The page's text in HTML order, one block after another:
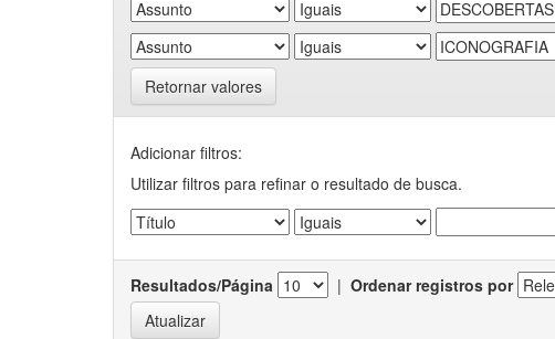
Retornar valores
Adicionar filtros:
Utilizar filtros para refinar o resultado de busca.
Resultados/Página | Ordenar registros por